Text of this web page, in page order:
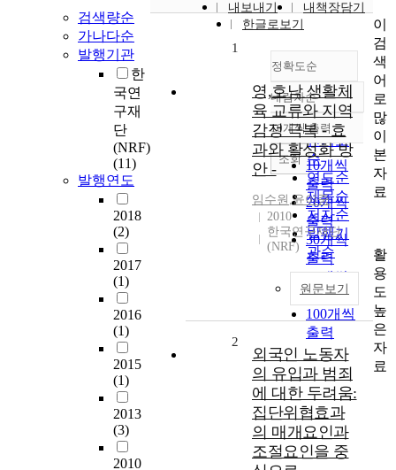
검색량순
가나다순
발행기관
한
국연
구재
단
(NRF)
(11)
발행연도
2018
(2)
2017
(1)
2016
(1)
2015
(1)
2013
(3)
2010
내보내기
내책장담기
한글로보기
정확도순
정확도
순
인기도
순
연도순
제목순
저자순
발행기
관순
내림차순
내림차순
10개씩 출력
10개씩
출력
20개씩
출력
30개씩
출력
50개씩
출력
100개씩
출력
조회
1
영,호남 생활체
육 교류와 지역
감정 극복 - 효
과와 활성화 방
안 -
임수원 ,윤이중
2010
한국연구재단
(NRF)
원문보기
2
외국인 노동자
의 유입과 범죄
에 대한 두려움:
집단위협효과
의 매개요인과
조절요인을 중
이
검
색
어
로
많
이
본
자
료
활
용
도
높
은
자
료